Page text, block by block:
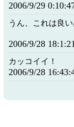
2006/9/29
うん、これは良
2006/9/28
カッコイイ！
2006/9/28